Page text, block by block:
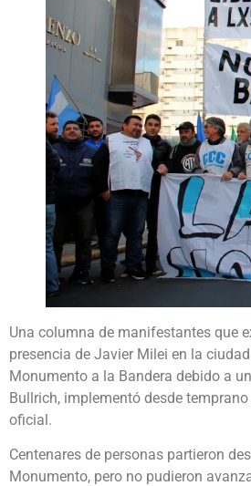
Una columna de manifestantes que
presencia de Javier Milei en la
Monumento a la Bandera debido a
Bullrich, implementó desde
oficial.
Centenares de personas partieron
Monumento, pero no pudieron